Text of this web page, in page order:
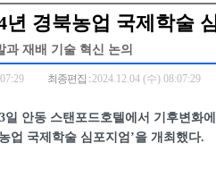
육
년 경북농업 국제학술
과 재배 기술 혁신 논의
최종편집 :2024.12.04 (수) 08:07:29
일 안동 스탠포드호텔에서 기후변화
업 국제학술 심포지엄’을 개최했다.